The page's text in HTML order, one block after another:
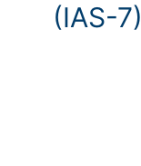
(IAS-7)